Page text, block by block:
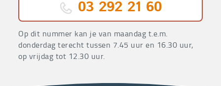
03 292 21 60
Op dit nummer kan je van maandag t.e.m.
donderdag terecht tussen 7.45 uur en 16.30 uur,
op vrijdag tot 12.30 uur.